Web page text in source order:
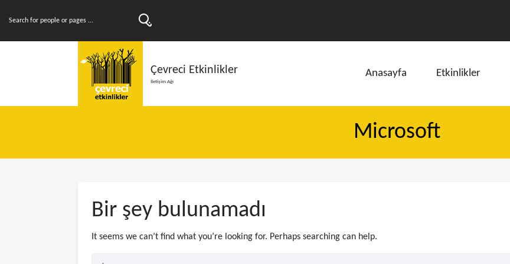
Çevreci Etkinlikler
İletişim Ağı
Anasayfa Etkinlikler
Microsoft
Bir şey bulunamadı
It seems we can’t find what you’re looking for. Perhaps searching can help.